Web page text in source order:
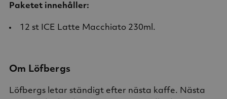
Paketet innehåller:
12 st ICE Latte Macchiato 230ml.
Om Löfbergs
Löfbergs letar ständigt efter nästa kaffe. Nästa